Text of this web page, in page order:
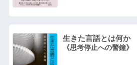
生きた言語とは何か
《思考停止への警鐘》